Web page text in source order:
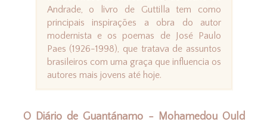
Andrade, o livro de Guttilla tem como
principais inspirações a obra do autor
modernista e os poemas de José Paulo
Paes (1926-1998), que tratava de assuntos
brasileiros com uma graça que influencia os
autores mais jovens até hoje.
O Diário de Guantánamo - Mohamedou Ould